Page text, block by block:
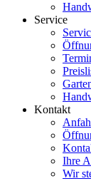
Service
Kontakt
Ihre
Wir